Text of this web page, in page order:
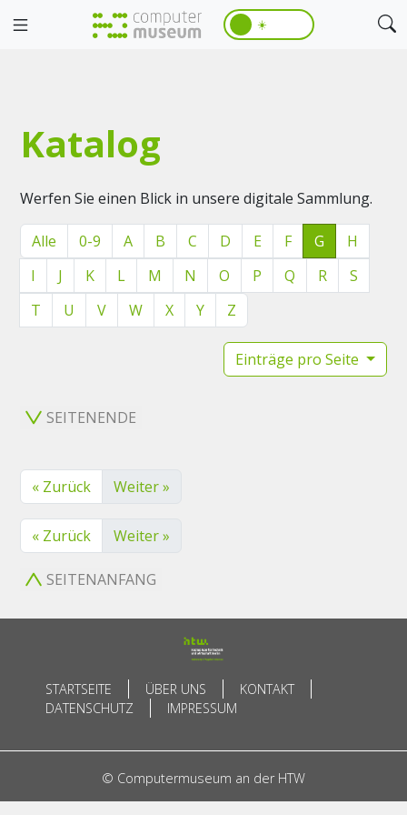
☀️
Katalog
Werfen Sie einen Blick in unsere digitale Sammlung.
Alle 0-9 A B C D E F G
H
I
J K L M N O P Q R
S
T
U V W X Y Z
Einträge pro Seite
SEITENENDE
« Zurück Weiter »
« Zurück Weiter »
SEITENANFANG
STARTSEITE ÜBER UNS
KONTAKT
DATENSCHUTZ
IMPRESSUM
© Computermuseum an der HTW